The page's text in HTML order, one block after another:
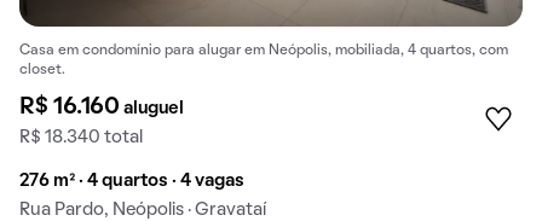
Casa em condomínio para alugar em Neópolis, mobiliada, 4 quartos, com
closet.
R$ 16.160aluguel
R$ 18.340 total
276 m² · 4 quartos · 4 vagas
Rua Pardo, Neópolis · Gravataí